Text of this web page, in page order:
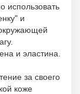
использовать
и
и эластина.
за своего
коже